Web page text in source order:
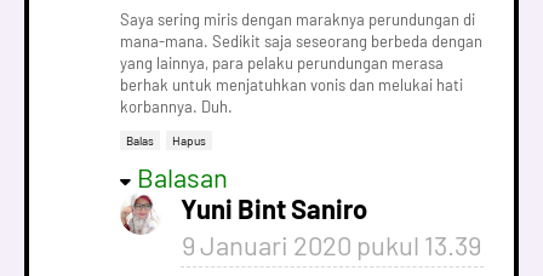
Saya sering miris dengan maraknya perundungan di
mana-mana. Sedikit saja seseorang berbeda dengan
yang lainnya, para pelaku perundungan merasa
berhak untuk menjatuhkan vonis dan melukai hati
korbannya. Duh.
Balas Hapus
Balasan
Yuni Bint Saniro
9 Januari 2020 pukul 13.39